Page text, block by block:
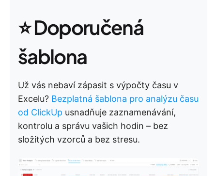
⭐ Doporučená
šablona
Už vás nebaví zápasit s výpočty času v
Excelu? Bezplatná šablona pro analýzu času
od ClickUp usnadňuje zaznamenávání,
kontrolu a správu vašich hodin – bez
složitých vzorců a bez stresu.